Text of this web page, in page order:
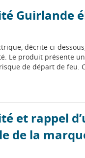
Guirlande
décrite ci-
Le produit présente
de départ de feu.
et rappel
de la